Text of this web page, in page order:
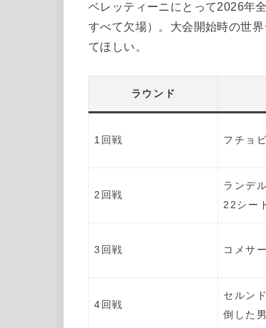
ベレッティーニにとって2026年全
すべて欠場）。大会開始時の世
てほしい。
ラウンド
1回戦 フチョ
2回戦
ランデ
22シー
3回戦 コメサ
4回戦
セルン
倒した男